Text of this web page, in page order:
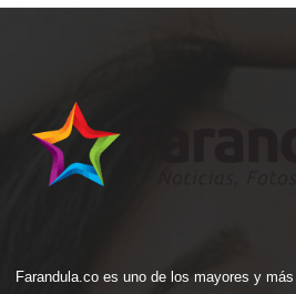
Farandula.co es uno de los mayores y